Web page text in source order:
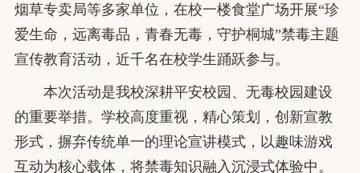
烟草专卖局等多家单位，在校一楼食堂广场开展“珍
爱生命，远离毒品，青春无毒，守护桐城”禁毒主题
宣传教育活动，近千名在校学生踊跃参与。
本次活动是我校深耕平安校园、无毒校园建设
的重要举措。学校高度重视，精心策划，创新宣教
形式，摒弃传统单一的理论宣讲模式，以趣味游戏
互动为核心载体，将禁毒知识融入沉浸式体验中。